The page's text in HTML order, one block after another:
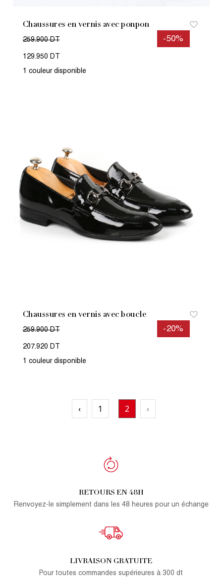
Chaussures en vernis avec ponpon
-50%
259.900 DT
129.950 DT
1 couleur disponible
Chaussures en vernis avec boucle
-20%
259.900 DT
207.920 DT
1 couleur disponible
‹ 1 2 ›
RETOURS EN 48H
Renvoyez-le simplement dans les 48 heures pour un échange
LIVRAISON GRATUITE
Pour toutes commandes supérieures à 300 dt